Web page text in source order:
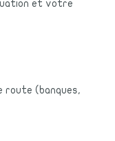
et votre
route (banques,